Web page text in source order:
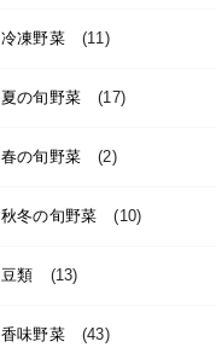
冷凍野菜 (11)
夏の旬野菜 (17)
春の旬野菜 (2)
秋冬の旬野菜 (10)
豆類 (13)
香味野菜 (43)